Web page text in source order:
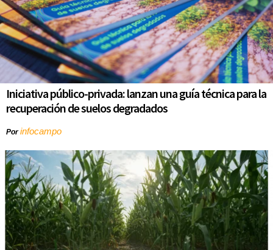
Iniciativa público-privada: lanzan una guía técnica para la
recuperación de suelos degradados
Porinfocampo